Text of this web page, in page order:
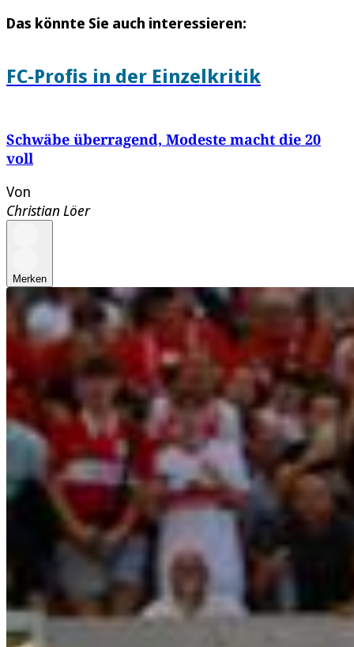
Das könnte Sie auch interessieren:
FC-Profis in der Einzelkritik
Schwäbe überragend, Modeste macht die 20
voll
Von
Christian Löer
Merken